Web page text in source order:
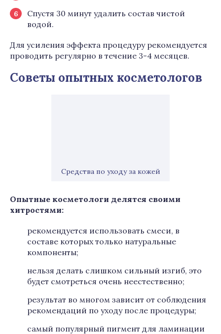
Спустя 30 минут удалить состав чистой
водой.
Для усиления эффекта процедуру рекомендуется
проводить регулярно в течение 3-4 месяцев.
Советы опытных косметологов
Средства по уходу за кожей
Опытные косметологи делятся своими
хитростями:
рекомендуется использовать смеси, в
составе которых только натуральные
компоненты;
нельзя делать слишком сильный изгиб, это
будет смотреться очень неестественно;
результат во многом зависит от соблюдения
рекомендаций по уходу после процедуры;
самый популярный пигмент для ламинации